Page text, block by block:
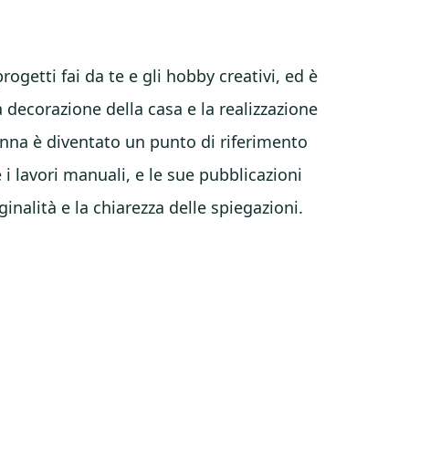
fai da te e gli hobby creativi, ed è
della casa e la realizzazione
è diventato un punto di riferimento
lavori manuali, e le sue pubblicazioni
e la chiarezza delle spiegazioni.